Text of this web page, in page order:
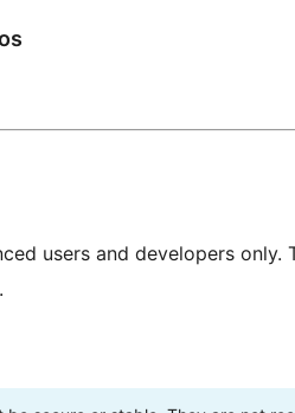
users and developers only.